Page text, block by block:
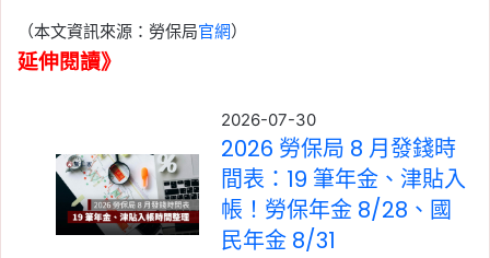
（本文資訊來源：勞保局官網）
延伸閱讀》
2026-07-30
2026 勞保局 8 月發錢時
間表：19 筆年金、津貼入
帳！勞保年金 8/28、國
民年金 8/31